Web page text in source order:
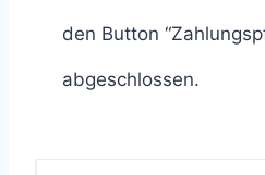
den Button
abgeschlossen.